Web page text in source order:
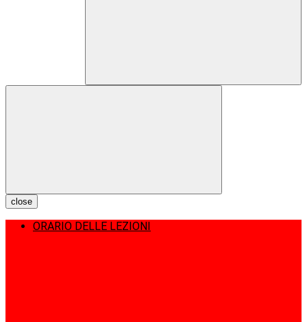
close
ORARIO DELLE LEZIONI